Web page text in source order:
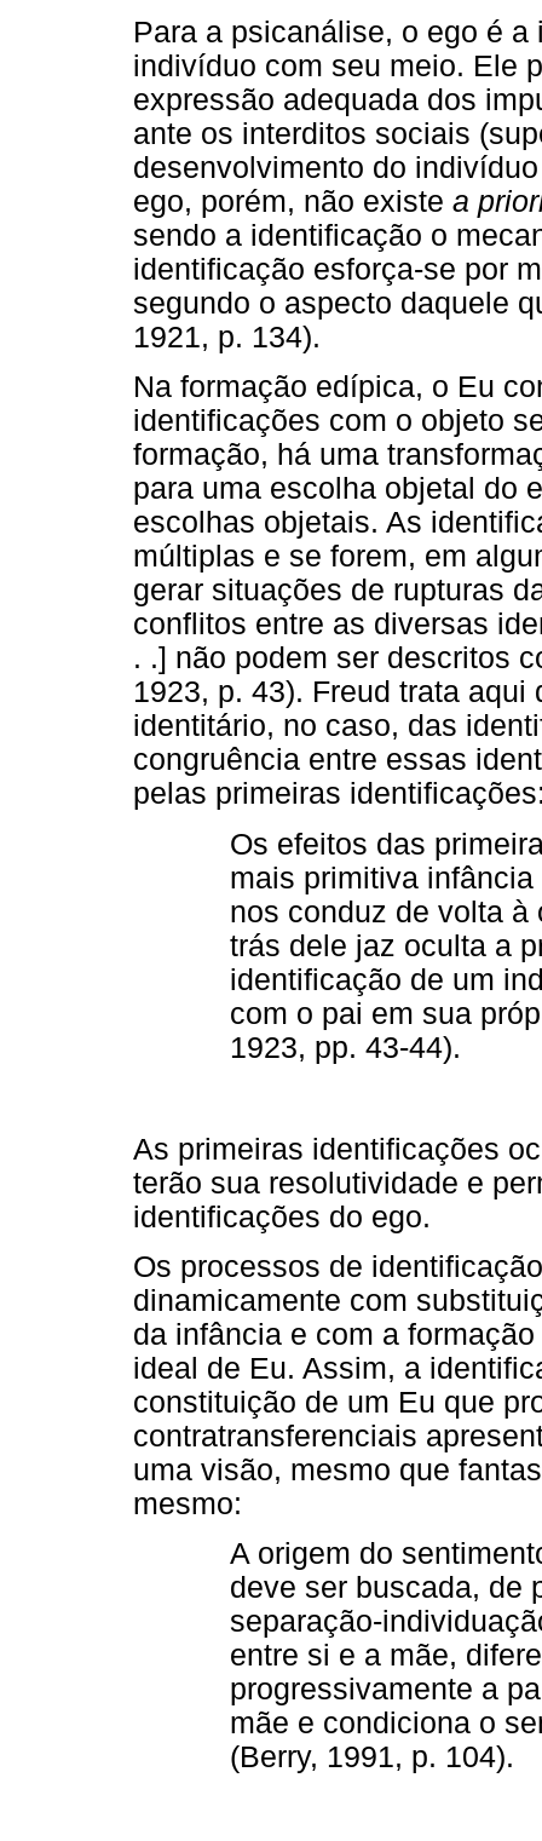
Para a psicanálise, o ego é
indivíduo com seu meio. Ele
expressão adequada dos
ante os interditos sociais
desenvolvimento do
ego, porém, não existe a
sendo a identificação o
identificação esforça-se por
segundo o aspecto daquele
1921, p. 134).
Na formação edípica, o Eu
identificações com o objeto
formação, há uma
para uma escolha objetal do
escolhas objetais. As
múltiplas e se forem, em
gerar situações de rupturas
conflitos entre as diversas
. .] não podem ser descritos
1923, p. 43). Freud trata
identitário, no caso, das
congruência entre essas
pelas primeiras
Os efeitos das
mais primitiva
nos conduz de volta à
trás dele jaz oculta a
identificação de um
com o pai em sua
1923, pp. 43-44).
As primeiras identificações
terão sua resolutividade e
identificações do ego.
Os processos de
dinamicamente com
da infância e com a
ideal de Eu. Assim, a
constituição de um Eu que
contratransferenciais
uma visão, mesmo que
mesmo:
A origem do
deve ser buscada, de
separação-
entre si e a mãe,
progressivamente a
mãe e condiciona o
(Berry, 1991, p. 104).